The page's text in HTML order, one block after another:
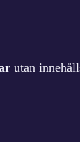
utan